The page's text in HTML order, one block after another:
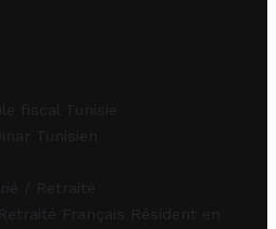
fiscal Tunisie
Tunisien
/ Retraité
Français Résident en